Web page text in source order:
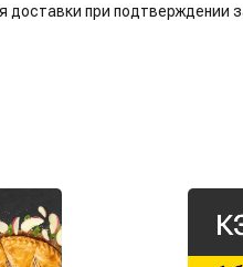
доставки при подтверждении